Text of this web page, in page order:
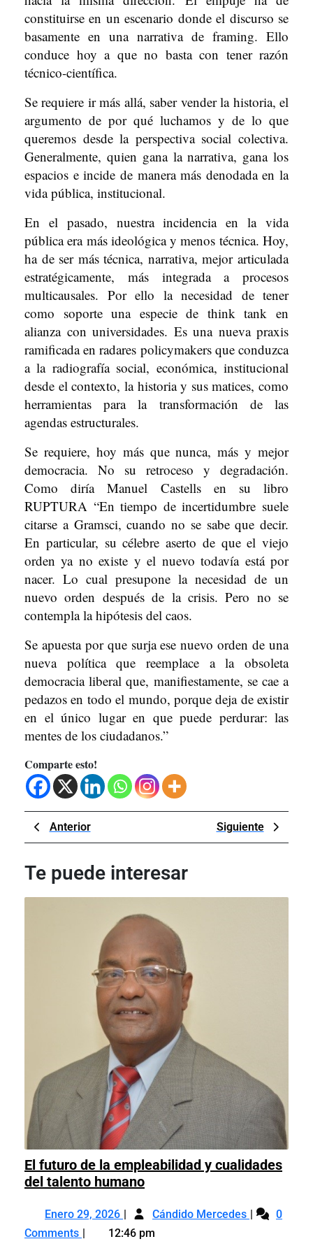
constituirse en un escenario donde el discurso se
basamente en una narrativa de framing. Ello
conduce hoy a que no basta con tener razón
técnico-científica.
Se requiere ir más allá, saber vender la historia, el
argumento de por qué luchamos y de lo que
queremos desde la perspectiva social colectiva.
Generalmente, quien gana la narrativa, gana los
espacios e incide de manera más denodada en la
vida pública, institucional.
En el pasado, nuestra incidencia en la vida
pública era más ideológica y menos técnica. Hoy,
ha de ser más técnica, narrativa, mejor articulada
estratégicamente, más integrada a procesos
multicausales. Por ello la necesidad de tener
como soporte una especie de think tank en
alianza con universidades. Es una nueva praxis
ramificada en radares policymakers que conduzca
a la radiografía social, económica, institucional
desde el contexto, la historia y sus matices, como
herramientas para la transformación de las
agendas estructurales.
Se requiere, hoy más que nunca, más y mejor
democracia. No su retroceso y degradación.
Como diría Manuel Castells en su libro
RUPTURA “En tiempo de incertidumbre suele
citarse a Gramsci, cuando no se sabe que decir.
En particular, su célebre aserto de que el viejo
orden ya no existe y el nuevo todavía está por
nacer. Lo cual presupone la necesidad de un
nuevo orden después de la crisis. Pero no se
contempla la hipótesis del caos.
Se apuesta por que surja ese nuevo orden de una
nueva política que reemplace a la obsoleta
democracia liberal que, manifiestamente, se cae a
pedazos en todo el mundo, porque deja de existir
en el único lugar en que puede perdurar: las
mentes de los ciudadanos.”
Comparte esto!
Navegación
de
entradas
AnteriorPrevious
Post
Siguiente
Post
Te puede interesar
El futuro de la empleabilidad y cualidades
del talento humanoEl
de
la
Enero 29, 2026 Enero
29,
2026
Cándido Mercedes El
0
Comments
12:46 pm